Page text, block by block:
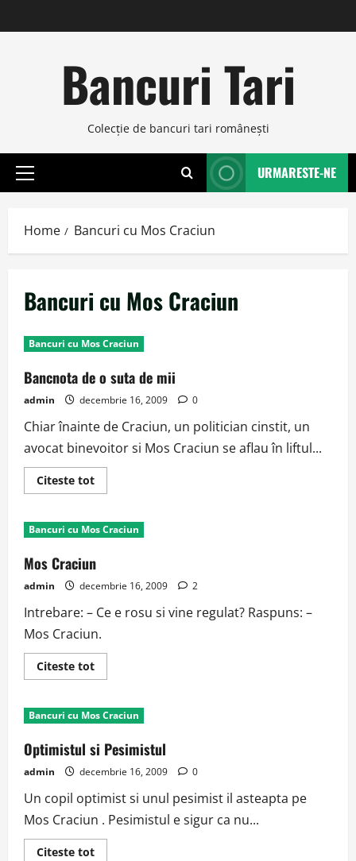
to
Bancuri Tari
Colecţie de bancuri tari româneşti
Primary
URMARESTE-NE
Home Bancuri cu Mos Craciun
Bancuri cu Mos Craciun
Bancuri cu Mos Craciun
Bancnota de o suta de mii
admin decembrie 16, 2009 0
Chiar înainte de Craciun, un politician cinstit, un
avocat binevoitor si Mos Craciun se aflau în liftul...
Citeste totRead
more
de
o
de
mii
Bancuri cu Mos Craciun
Mos Craciun
admin decembrie 16, 2009 2
Intrebare: – Ce e rosu si vine regulat? Raspuns: –
Mos Craciun.
Citeste totRead
more
Craciun
Bancuri cu Mos Craciun
Optimistul si Pesimistul
admin decembrie 16, 2009 0
Un copil optimist si unul pesimist il asteapta pe
Mos Craciun . Pesimistul e sigur ca nu...
Citeste totRead